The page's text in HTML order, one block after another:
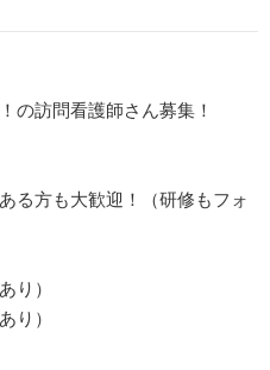
の訪問看護師さん募集！
る方も大歓迎！（研修もフォ
り）
り）